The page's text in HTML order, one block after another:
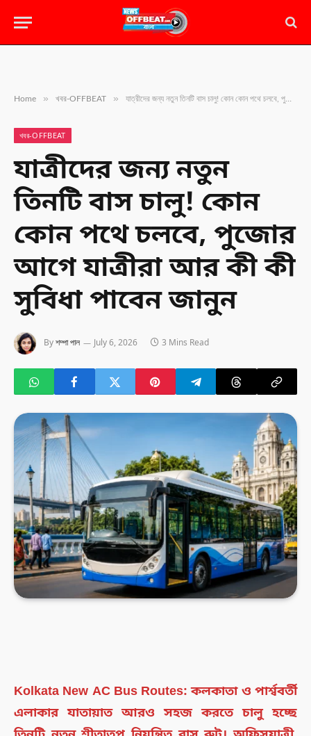
Home » খবর-OFFBEAT » যাত্রীদের জন্য নতুন তিনটি বাস চালু! কোন কোন পথে চলবে, পুজোর আগে যাত্রীরা আর কী কী সুবিধা পাবেন জানুন
খবর-OFFBEAT
যাত্রীদের জন্য নতুন
তিনটি বাস চালু! কোন
কোন পথে চলবে, পুজোর
আগে যাত্রীরা আর কী কী
সুবিধা পাবেন জানুন
Byশম্পা পাল July 6, 2026 3 Mins Read
Kolkata New AC Bus Routes: কলকাতা ও পার্শ্ববর্তী
এলাকার যাতায়াত আরও সহজ করতে চালু হচ্ছে